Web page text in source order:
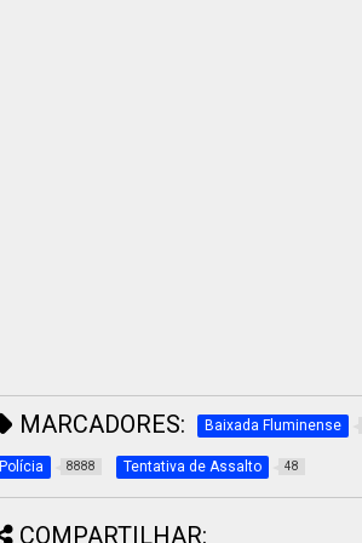
MARCADORES: Baixada Fluminense
Polícia 8888 Tentativa de Assalto 48
COMPARTILHAR: